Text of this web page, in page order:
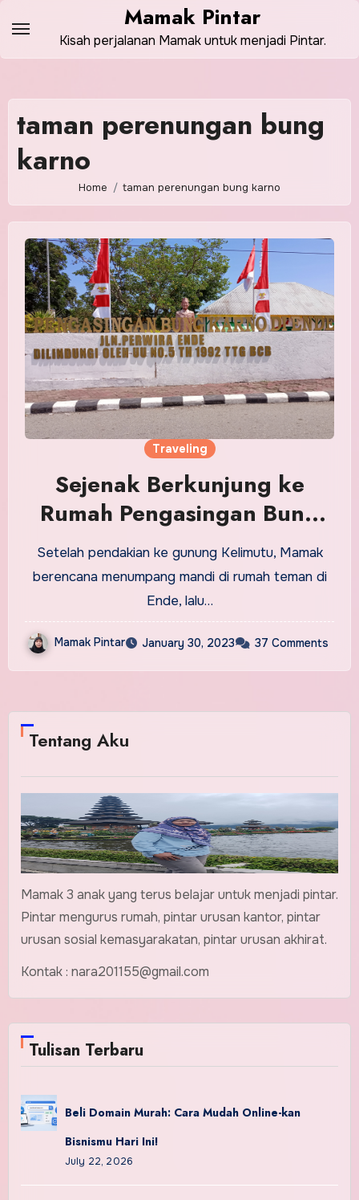
content
Mamak Pintar
Kisah perjalanan Mamak untuk menjadi Pintar.
taman perenungan bung
karno
Home taman perenungan bung karno
Traveling
Sejenak Berkunjung ke
Rumah Pengasingan Bung
Karno di Ende
Setelah pendakian ke gunung Kelimutu, Mamak
berencana menumpang mandi di rumah teman di
Ende, lalu…
Mamak Pintar January 30, 2023 37 Comments
Tentang Aku
Mamak 3 anak yang terus belajar untuk menjadi pintar.
Pintar mengurus rumah, pintar urusan kantor, pintar
urusan sosial kemasyarakatan, pintar urusan akhirat.
Kontak : nara201155@gmail.com
Tulisan Terbaru
Beli Domain Murah: Cara Mudah Online-kan
Bisnismu Hari Ini!
July 22, 2026